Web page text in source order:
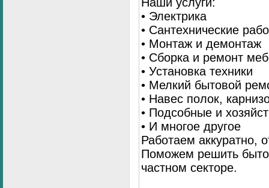
Наши услуги:
• Электрика
• Сантехнические
• Монтаж и демонтаж
• Сборка и ремонт
• Установка техники
• Мелкий бытовой
• Навес полок,
• Подсобные и
• И многое другое
Работаем аккуратно,
Поможем решить
частном секторе.